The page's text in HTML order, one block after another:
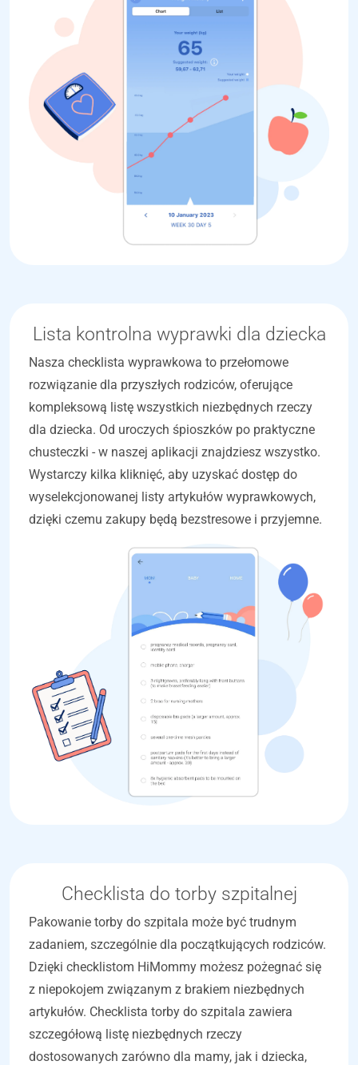
Lista kontrolna wyprawki dla dziecka
Nasza checklista wyprawkowa to przełomowe
rozwiązanie dla przyszłych rodziców, oferujące
kompleksową listę wszystkich niezbędnych rzeczy
dla dziecka. Od uroczych śpioszków po praktyczne
chusteczki - w naszej aplikacji znajdziesz wszystko.
Wystarczy kilka kliknięć, aby uzyskać dostęp do
wyselekcjonowanej listy artykułów wyprawkowych,
dzięki czemu zakupy będą bezstresowe i przyjemne.
Checklista do torby szpitalnej
Pakowanie torby do szpitala może być trudnym
zadaniem, szczególnie dla początkujących rodziców.
Dzięki checklistom HiMommy możesz pożegnać się
z niepokojem związanym z brakiem niezbędnych
artykułów. Checklista torby do szpitala zawiera
szczegółową listę niezbędnych rzeczy
dostosowanych zarówno dla mamy, jak i dziecka,